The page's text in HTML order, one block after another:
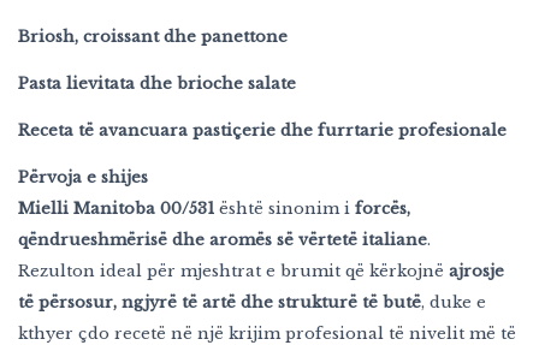
Briosh, croissant dhe panettone
Pasta lievitata dhe brioche salate
Receta të avancuara pastiçerie dhe furrtarie profesionale
Përvoja e shijes
Mielli Manitoba 00/531 është sinonim i forcës,
qëndrueshmërisë dhe aromës së vërtetë italiane.
Rezulton ideal për mjeshtrat e brumit që kërkojnë ajrosje
të përsosur, ngjyrë të artë dhe strukturë të butë, duke e
kthyer çdo recetë në një krijim profesional të nivelit më të